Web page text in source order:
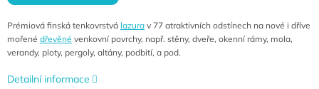
Prémiová finská tenkovrstvá lazura v 77 atraktivních odstínech na nové i dříve
mořené dřevěné venkovní povrchy, např. stěny, dveře, okenní rámy, mola,
verandy, ploty, pergoly, altány, podbití, a pod.
Detailní informace